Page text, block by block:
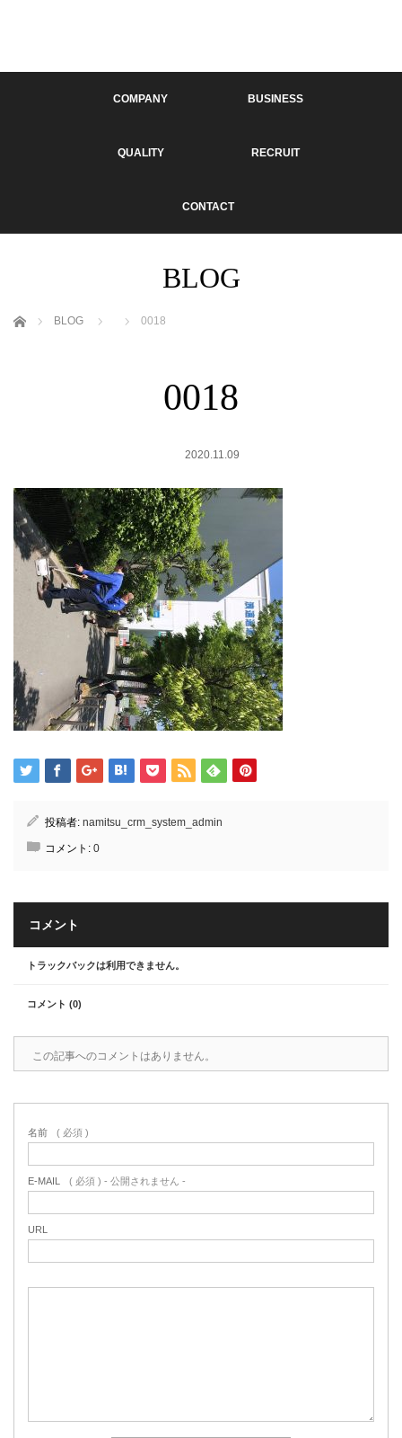
COMPANY BUSINESS
QUALITY RECRUIT
CONTACT
BLOG
ホーム BLOG 0018
0018
2020.11.09
投稿者: namitsu_crm_system_admin
コメント: 0
コメント
トラックバックは利用できません。
コメント (0)
この記事へのコメントはありません。
名前 ( 必須 )
E-MAIL ( 必須 ) - 公開されません -
URL